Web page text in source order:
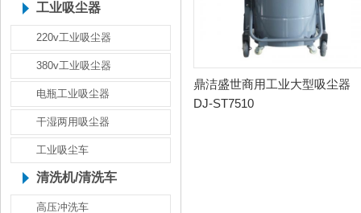
工业吸尘器
220v工业吸尘器
380v工业吸尘器
电瓶工业吸尘器
干湿两用吸尘器
工业吸尘车
清洗机/清洗车
高压冲洗车
鼎洁盛世商用工业大型吸尘器
DJ-ST7510